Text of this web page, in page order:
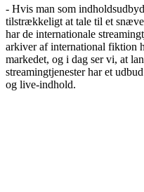
- Hvis man som
tilstrækkeligt at tale til et
har de internationale
arkiver af international fiktion
markedet, og i dag ser vi, at
streamingtjenester har et
og live-indhold.